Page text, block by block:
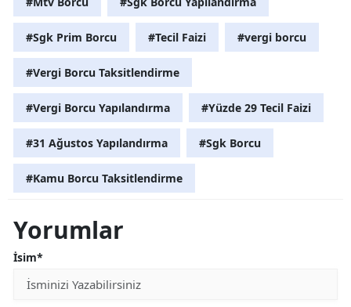
#Sgk Prim Borcu #Tecil Faizi #vergi borcu
#Vergi Borcu Taksitlendirme
#Vergi Borcu Yapılandırma #Yüzde 29 Tecil Faizi
#31 Ağustos Yapılandırma #Sgk Borcu
#Kamu Borcu Taksitlendirme
Yorumlar
İsim*